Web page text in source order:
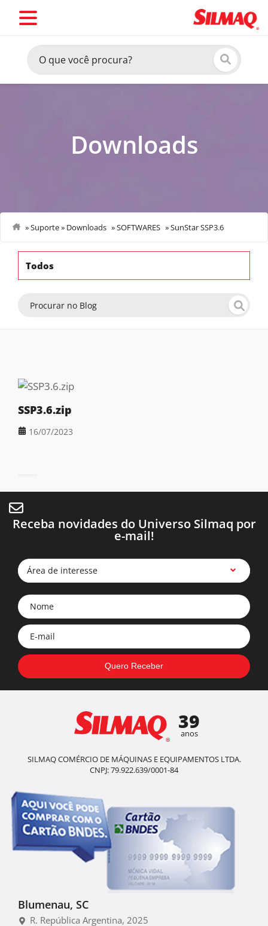
Downloads
»Suporte» Downloads »SOFTWARES »SunStar SSP3.6
Todos
SSP3.6.zip
16/07/2023
Receba novidades do Universo Silmaq por
e-mail!
Área de interesse
39
anos
SILMAQ COMÉRCIO DE MÁQUINAS E EQUIPAMENTOS LTDA.
CNPJ: 79.922.639/0001-84
Blumenau, SC
R. República Argentina, 2025